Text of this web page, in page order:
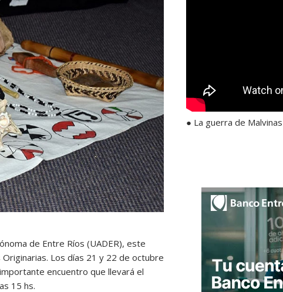
de Entre Ríos (UADER), este
Los días 21 y 22 de octubre
encuentro que llevará el
15 hs.
● La guerra de